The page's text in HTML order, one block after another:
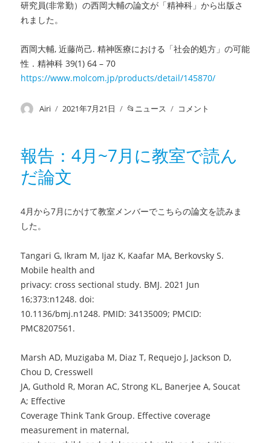
研究員(非常勤）の西岡大輔の論文が「精神科」から出版さ
れました。
西岡大輔, 近藤尚己. 精神医療における「社会的処方」の可能
性．精神科 39(1) 64 – 70
https://www.molcom.jp/products/detail/145870/
投
Airi
投
2021年7月21日
カ
ー
ニュース
論
版：
精
に
「社
的
方」
性
岡）
コメント
報告：4月~7月に教室で読ん
だ論文
4月から7月にかけて教室メンバーでこちらの論文を読みま
した。
Tangari G, Ikram M, Ijaz K, Kaafar MA, Berkovsky S.
Mobile health and
privacy: cross sectional study. BMJ. 2021 Jun
16;373:n1248. doi:
10.1136/bmj.n1248. PMID: 34135009; PMCID:
PMC8207561.
Marsh AD, Muzigaba M, Diaz T, Requejo J, Jackson D,
Chou D, Cresswell
JA, Guthold R, Moran AC, Strong KL, Banerjee A, Soucat
A; Effective
Coverage Think Tank Group. Effective coverage
measurement in maternal,